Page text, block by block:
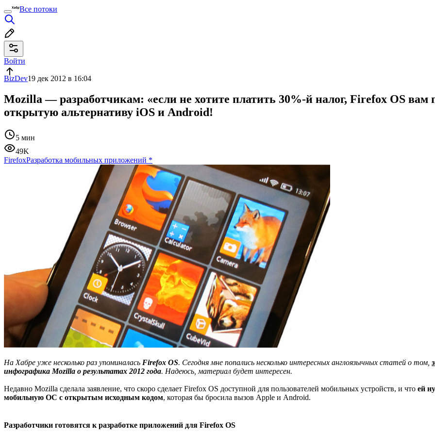
Все потоки
Войти
BizDev19 дек 2012 в 16:04
Mozilla — разработчикам: «если не хотите платить 30%-й налог, Firefox OS
открытую альтернативу iOS и Android!
5 мин
49K
FirefoxРазработка мобильных приложений *
На Хабре уже несколько раз упоминалась Firefox OS. Сегодня мне попались несколько интересных англоязычных статей о том,
инфографика Mozilla о результатах 2012 года. Надеюсь, материал будет интересен.
Недавно Mozilla сделала заявление, что скоро сделает Firefox OS доступной для пользователей мобильных устройств, и что ей
мобильную ОС с открытым исходным кодом, которая бы бросила вызов Apple и Android.
Разработчики готовятся к разработке приложений для Firefox OS